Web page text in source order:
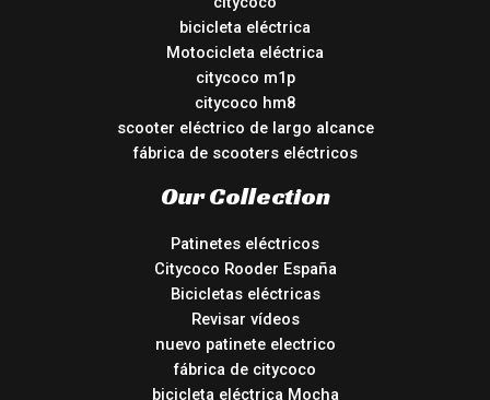
bicicleta eléctrica
Motocicleta eléctrica
citycoco m1p
citycoco hm8
scooter eléctrico de largo alcance
fábrica de scooters eléctricos
Our Collection
Patinetes eléctricos
Citycoco Rooder España
Bicicletas eléctricas
Revisar vídeos
nuevo patinete electrico
fábrica de citycoco
bicicleta eléctrica Mocha